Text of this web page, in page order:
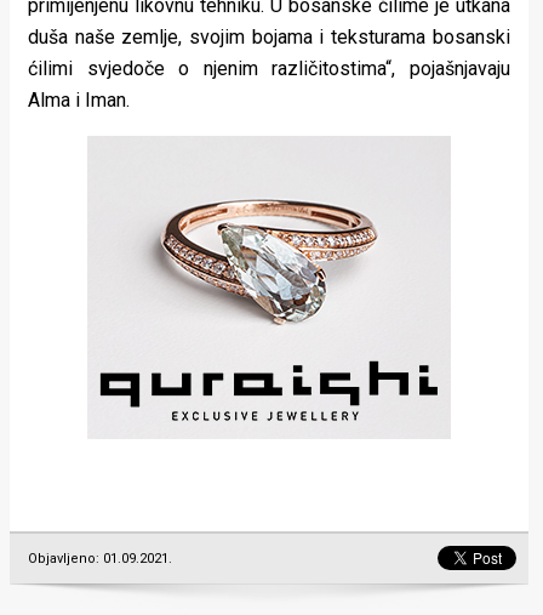
primijenjenu likovnu tehniku. U bosanske ćilime je utkana
duša naše zemlje, svojim bojama i teksturama bosanski
ćilimi svjedoče o njenim različitostima“, pojašnjavaju
Alma i Iman.
Objavljeno: 01.09.2021.